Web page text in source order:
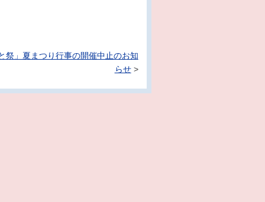
祭」夏まつり行事の開催中止のお知
らせ>